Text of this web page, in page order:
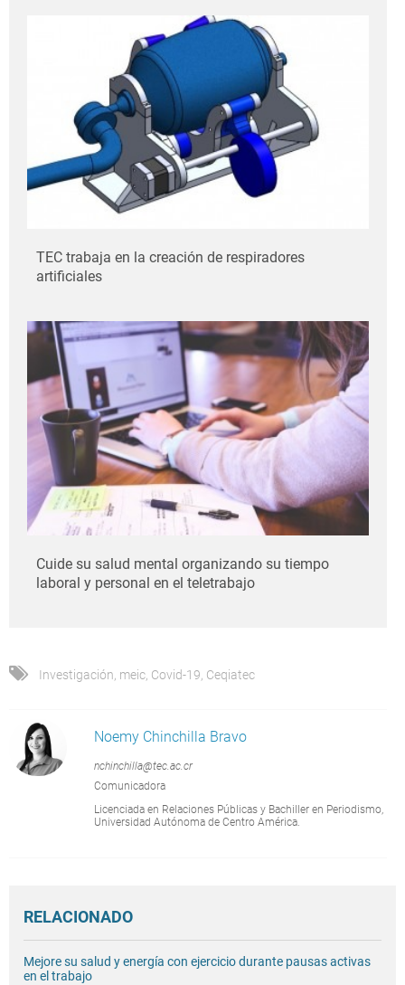
TEC trabaja en la creación de respiradores
artificiales
Cuide su salud mental organizando su tiempo
laboral y personal en el teletrabajo
Investigación meic Covid-19 Ceqiatec
Noemy Chinchilla Bravo
nchinchilla@tec.ac.cr
Comunicadora
Licenciada en Relaciones Públicas y Bachiller en Periodismo,
Universidad Autónoma de Centro América.
RELACIONADO
Mejore su salud y energía con ejercicio durante pausas activas
en el trabajo